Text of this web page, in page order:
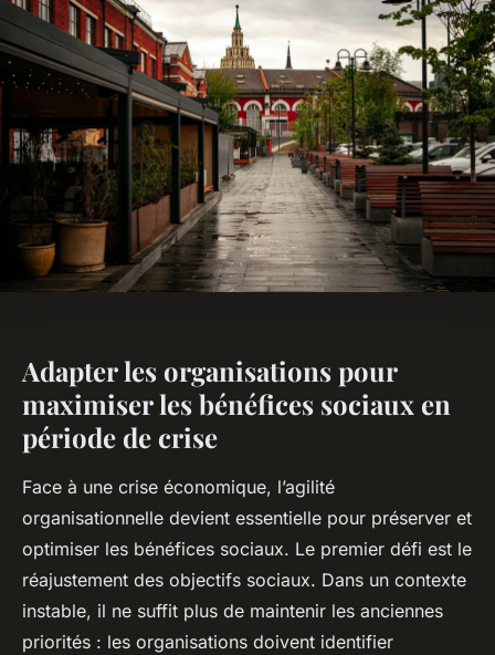
Adapter les organisations pour
maximiser les bénéfices sociaux en
période de crise
Face à une crise économique, l’agilité
organisationnelle devient essentielle pour préserver et
optimiser les bénéfices sociaux. Le premier défi est le
réajustement des objectifs sociaux. Dans un contexte
instable, il ne suffit plus de maintenir les anciennes
priorités : les organisations doivent identifier